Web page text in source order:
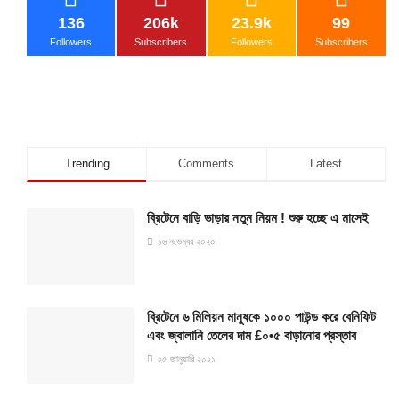
136
Followers
206k
Subscribers
23.9k
Followers
99
Subscribers
Trending Comments Latest
ব্রিটেনে বাড়ি ভাড়ার নতুন নিয়ম ! শুরু হচ্ছে এ মাসেই
১৬ নভেম্বর ২০২০
ব্রিটেনে ৬ মিলিয়ন মানুষকে ১০০০ পাউন্ড করে বেনিফিট
এবং জ্বালানি তেলের দাম £০•৫ বাড়ানোর প্রস্তাব
২৫ জানুয়ারি ২০২১